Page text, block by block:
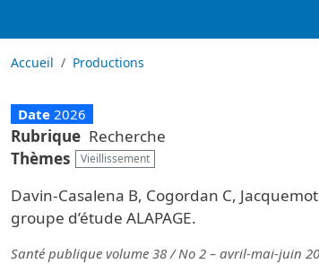
Accueil Productions
Date 2026
Rubrique Recherche
Thèmes
Vieillissement
Davin-Casalena B, Cogordan C,
groupe d’étude ALAPAGE.
Santé publique volume 38 / No 2 – avril-mai-juin